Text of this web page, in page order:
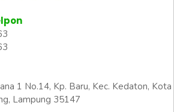
1 No.14, Kp. Baru, Kec. Kedaton, Kota
Lampung 35147